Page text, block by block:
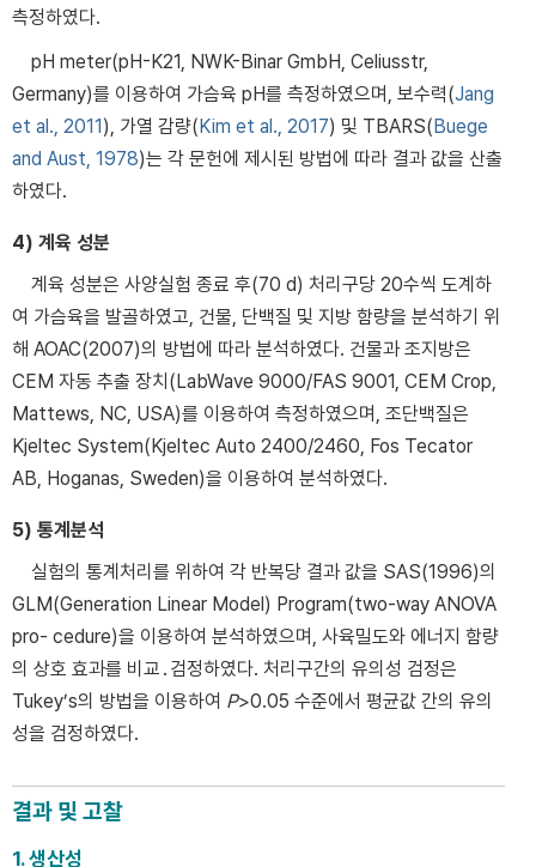
측정하였다.
pH meter(pH-K21, NWK-Binar GmbH, Celiusstr,
Germany)를 이용하여 가슴육 pH를 측정하였으며, 보수력(Jang
et al., 2011), 가열 감량(Kim et al., 2017) 및 TBARS(Buege
and Aust, 1978)는 각 문헌에 제시된 방법에 따라 결과 값을 산출
하였다.
4) 계육 성분
계육 성분은 사양실험 종료 후(70 d) 처리구당 20수씩 도계하
여 가슴육을 발골하였고, 건물, 단백질 및 지방 함량을 분석하기 위
해 AOAC(2007)의 방법에 따라 분석하였다. 건물과 조지방은
CEM 자동 추출 장치(LabWave 9000/FAS 9001, CEM Crop,
Mattews, NC, USA)를 이용하여 측정하였으며, 조단백질은
Kjeltec System(Kjeltec Auto 2400/2460, Fos Tecator
AB, Hoganas, Sweden)을 이용하여 분석하였다.
5) 통계분석
실험의 통계처리를 위하여 각 반복당 결과 값을 SAS(1996)의
GLM(Generation Linear Model) Program(two-way ANOVA
pro- cedure)을 이용하여 분석하였으며, 사육밀도와 에너지 함량
의 상호 효과를 비교․검정하였다. 처리구간의 유의성 검정은
Tukey’s의 방법을 이용하여 P>0.05 수준에서 평균값 간의 유의
성을 검정하였다.
결과 및 고찰
1. 생산성